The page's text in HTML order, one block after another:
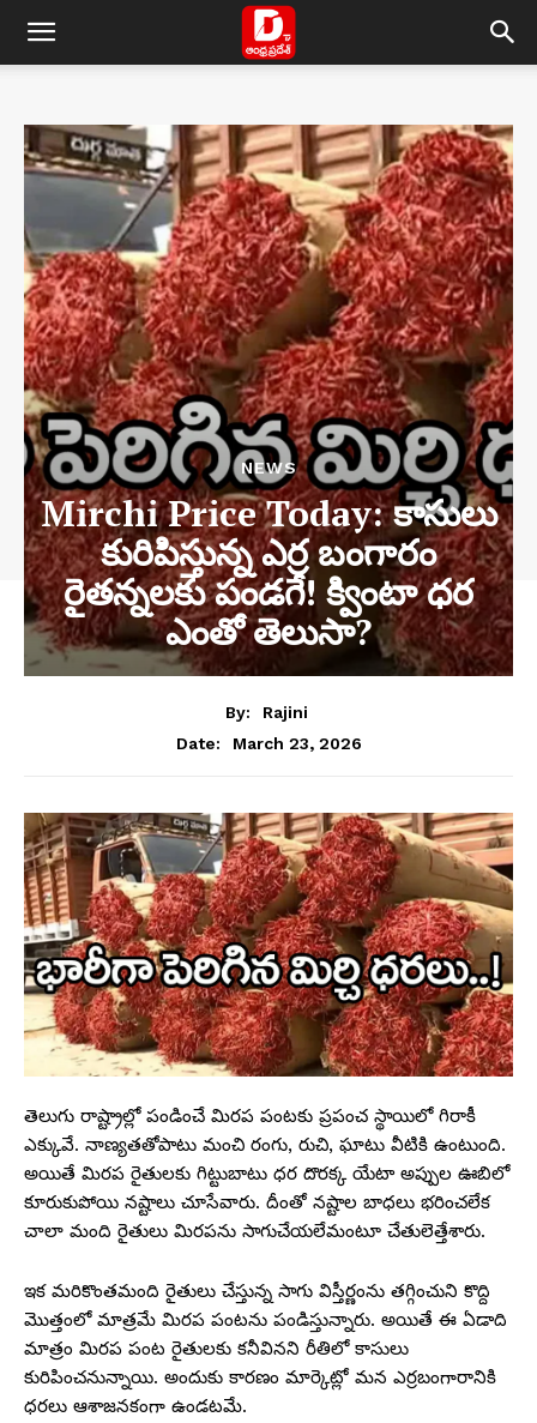
NEWS
Mirchi Price Today: కాసులు
కురిపిస్తున్న ఎర్ర బంగారం
రైతన్నలకు పండగే! క్వింటా ధర
ఎంతో తెలుసా?
By:
Rajini
Date:
March 23, 2026
తెలుగు రాష్ట్రాల్లో పండించే మిరప పంటకు ప్రపంచ స్థాయిలో గిరాకీ
ఎక్కువే. నాణ్యతతోపాటు మంచి రంగు, రుచి, ఘాటు వీటికి ఉంటుంది.
అయితే మిరప రైతులకు గిట్టుబాటు ధర దొరక్క యేటా అప్పుల ఊబిలో
కూరుకుపోయి నష్టాలు చూసేవారు. దీంతో నష్టాల బాధలు భరించలేక
చాలా మంది రైతులు మిరపను సాగుచేయలేమంటూ చేతులెత్తేశారు.
ఇక మరికొంతమంది రైతులు చేస్తున్న సాగు విస్తీర్ణంను తగ్గించుని కొద్ది
మొత్తంలో మాత్రమే మిరప పంటను పండిస్తున్నారు. అయితే ఈ ఏడాది
మాత్రం మిరప పంట రైతులకు కనీవినని రీతిలో కాసులు
కురిపించనున్నాయి. అందుకు కారణం మార్కెట్లో మన ఎర్రబంగారానికి
ధరలు ఆశాజనకంగా ఉండటమే.